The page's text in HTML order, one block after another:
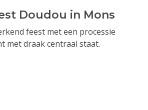
Doudou in Mons
feest met een processie
met draak centraal staat.